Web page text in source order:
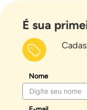
É sua
Nome